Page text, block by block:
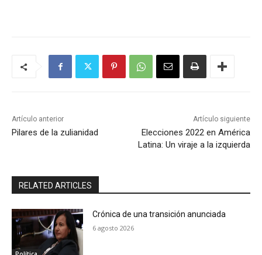
Artículo anterior
Pilares de la zulianidad
Artículo siguiente
Elecciones 2022 en América
Latina: Un viraje a la izquierda
RELATED ARTICLES
Crónica de una transición anunciada
6 agosto 2026